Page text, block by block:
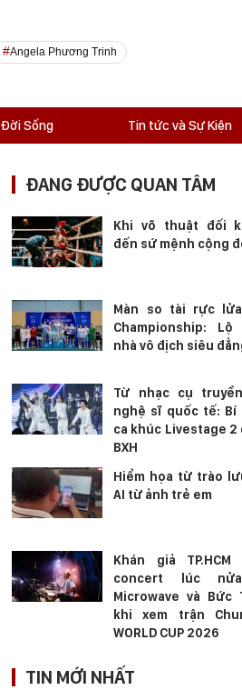
Angela Phương Trinh
Đời Sống Tin tức và Sự Kiện
ĐANG ĐƯỢC QUAN TÂM
Khi võ thuật đối
đến sứ mệnh cộng
Màn so tài rực
Championship:
nhà vô địch siêu
Từ nhạc cụ
nghệ sĩ quốc tế: Bí
ca khúc Livestage 2
BXH
Hiểm họa từ trào
AI từ ảnh trẻ em
Khán giả
concert lúc
Microwave và Bức
khi xem trận
WORLD CUP 2026
TIN MỚI NHẤT